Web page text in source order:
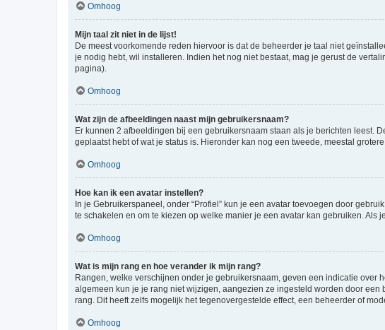
Omhoog
Mijn taal zit niet in de lijst!
De meest voorkomende reden hiervoor is dat de beheerder je taal niet
je nodig hebt, wil installeren. Indien het nog niet bestaat, mag je gerust de
pagina).
Omhoog
Wat zijn de afbeeldingen naast mijn gebruikersnaam?
Er kunnen 2 afbeeldingen bij een gebruikersnaam staan als je berichten leest.
geplaatst hebt of wat je status is. Hieronder kan nog een tweede, meestal
Omhoog
Hoe kan ik een avatar instellen?
In je Gebruikerspaneel, onder “Profiel” kun je een avatar toevoegen door
te schakelen en om te kiezen op welke manier je een avatar kan gebruiken.
Omhoog
Wat is mijn rang en hoe verander ik mijn rang?
Rangen, welke verschijnen onder je gebruikersnaam, geven een indicatie over
algemeen kun je je rang niet wijzigen, aangezien ze ingesteld worden door
rang. Dit heeft zelfs mogelijk het tegenovergestelde effect, een beheerder of
Omhoog